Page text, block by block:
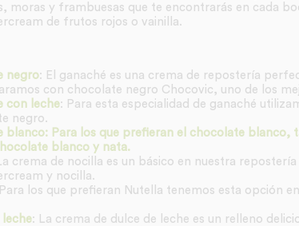
moras y frambuesas que te encontrarás en cada
de frutos rojos o vainilla.
negro: El ganaché es una crema de repostería
con chocolate negro Chocovic, uno de los
con leche: Para esta especialidad de ganaché
negro.
blanco: Para los que prefieran el chocolate blanco,
blanco y nata.
crema de nocilla es un básico en nuestra
y nocilla.
los que prefieran Nutella tenemos esta opción
leche: La crema de dulce de leche es un relleno